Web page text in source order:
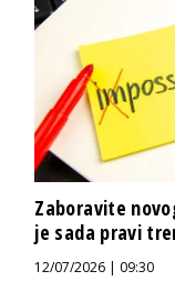
Zaboravite
je sada pravi
12/07/2026 | 09:30